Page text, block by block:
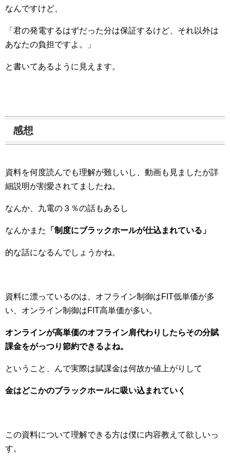
なんですけど、
「君の発電するはずだった分は保証するけど、それ以外は
あなたの負担ですよ。」
と書いてあるように見えます。
感想
資料を何度読んでも理解が難しいし、動画も見ましたが詳
細説明が割愛されてましたね。
なんか、九電の３％の話もあるし
なんかまた 「制度にブラックホールが仕込まれている」
的な話になるんでしょうかね。
資料に漂っているのは、オフライン制御はFIT低単価が多
い、オンライン制御はFIT高単価が多い。
オンラインが高単価のオフライン肩代わりしたらその分賦
課金をがっつり節約できるよね。
ということ、んで実際は賦課金は何故か値上がりして
金はどこかのブラックホールに吸い込まれていく
この資料について理解できる方は僕に内容教えて欲しいっ
す。